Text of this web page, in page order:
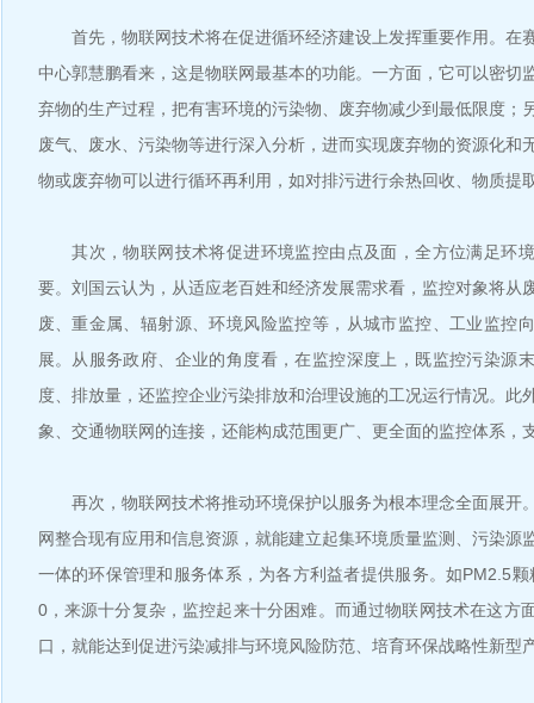
首先，物联网技术将在促进循环经济建设上发挥重要作用。在
中心郭慧鹏看来，这是物联网最基本的功能。一方面，它可以密切
弃物的生产过程，把有害环境的污染物、废弃物减少到最低限度；
废气、废水、污染物等进行深入分析，进而实现废弃物的资源化和
物或废弃物可以进行循环再利用，如对排污进行余热回收、物质提
其次，物联网技术将促进环境监控由点及面，全方位满足环
要。刘国云认为，从适应老百姓和经济发展需求看，监控对象将从
废、重金属、辐射源、环境风险监控等，从城市监控、工业监控
展。从服务政府、企业的角度看，在监控深度上，既监控污染源
度、排放量，还监控企业污染排放和治理设施的工况运行情况。此
象、交通物联网的连接，还能构成范围更广、更全面的监控体系，
再次，物联网技术将推动环境保护以服务为根本理念全面展开
网整合现有应用和信息资源，就能建立起集环境质量监测、污染源
一体的环保管理和服务体系，为各方利益者提供服务。如PM2.5
0，来源十分复杂，监控起来十分困难。而通过物联网技术在这方
口，就能达到促进污染减排与环境风险防范、培育环保战略性新型